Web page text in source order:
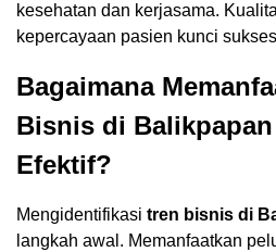
kesehatan dan kerjasama.
kepercayaan pasien kunci
Bagaimana
Bisnis di
Efektif?
Mengidentifikasi tren bisnis di
langkah awal. Memanfaatkan